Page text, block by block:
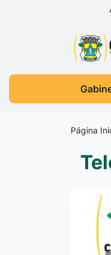
Ir
Ir
Ir
Página